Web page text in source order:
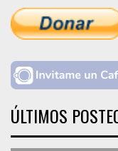
ÚLTIMOS